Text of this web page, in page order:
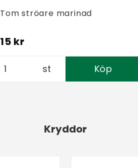
Tom ströare marinad
15 kr
st Köp
Kryddor